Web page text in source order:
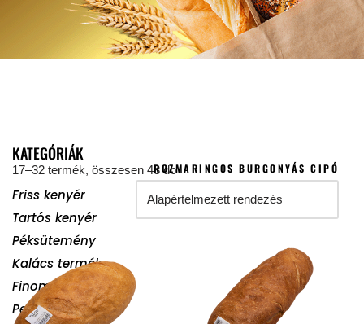
17–32 termék, összesen 48 db
KATEGÓRIÁK
Friss kenyér
Tartós kenyér
Péksütemény
Kalács termék
Finom pékáru
Perec
ROZMARINGOS BURGONYÁS CIPÓ